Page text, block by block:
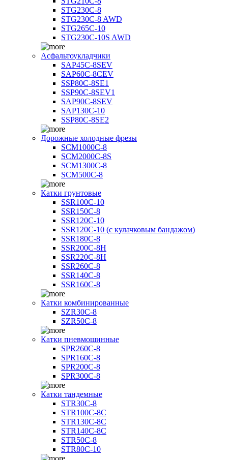
STG230C-8
STG230C-8 AWD
STG265C-10
STG230C-10S AWD
Асфальтоукладчики
SAP45С-8SEV
SAP60C-8CEV
SSP80C-8SE1
SSP90C-8SEV1
SAP90C-8SEV
SAP130C-10
SSP80C-8SE2
Дорожные холодные фрезы
SCM1000C-8
SCM2000C-8S
SCM1300C-8
SCM500C-8
Катки грунтовые
SSR100C-10
SSR150C-8
SSR120C-10
SSR120C-10 (с кулачковым бандажом)
SSR180C-8
SSR200C-8H
SSR220C-8H
SSR260C-8
SSR140C-8
SSR160C-8
Катки комбинированные
SZR30C-8
SZR50C-8
Катки пневмошинные
SPR260C-8
SPR160C-8
SPR200C-8
SPR300C-8
Катки тандемные
STR30C-8
STR100C-8С
STR130C-8С
STR140C-8С
STR50C-8
STR80C-10